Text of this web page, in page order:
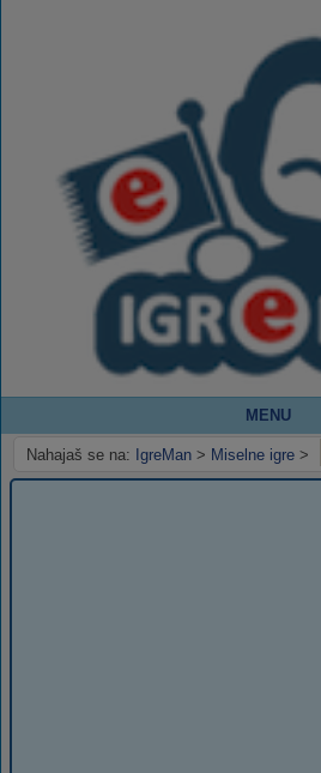
MENU
Nahajaš se na: IgreMan > Miselne igre >